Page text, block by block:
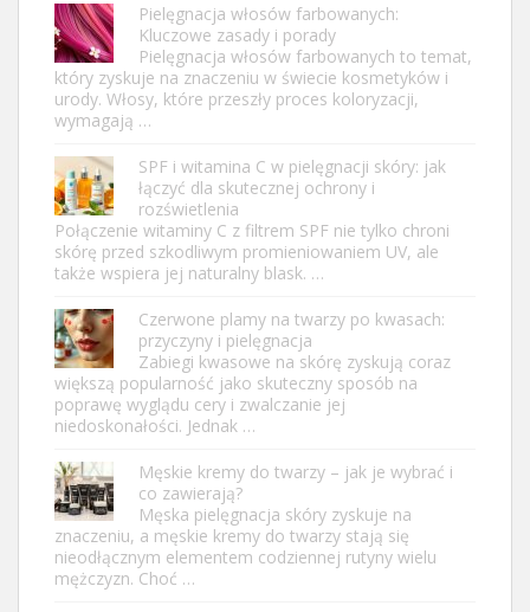
Pielęgnacja włosów farbowanych:
Kluczowe zasady i porady
Pielęgnacja włosów farbowanych to temat,
który zyskuje na znaczeniu w świecie kosmetyków i
urody. Włosy, które przeszły proces koloryzacji,
wymagają …
SPF i witamina C w pielęgnacji skóry: jak
łączyć dla skutecznej ochrony i
rozświetlenia
Połączenie witaminy C z filtrem SPF nie tylko chroni
skórę przed szkodliwym promieniowaniem UV, ale
także wspiera jej naturalny blask. …
Czerwone plamy na twarzy po kwasach:
przyczyny i pielęgnacja
Zabiegi kwasowe na skórę zyskują coraz
większą popularność jako skuteczny sposób na
poprawę wyglądu cery i zwalczanie jej
niedoskonałości. Jednak …
Męskie kremy do twarzy – jak je wybrać i
co zawierają?
Męska pielęgnacja skóry zyskuje na
znaczeniu, a męskie kremy do twarzy stają się
nieodłącznym elementem codziennej rutyny wielu
mężczyzn. Choć …